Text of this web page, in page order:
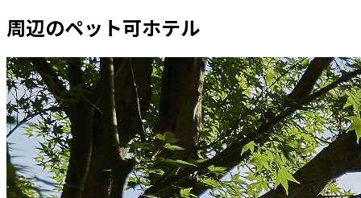
周辺のペット可ホテル